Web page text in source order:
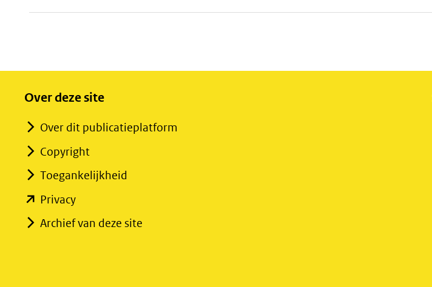
Over deze site
Over dit publicatieplatform
Copyright
Toegankelijkheid
Privacy(opent
in
Archief van deze site